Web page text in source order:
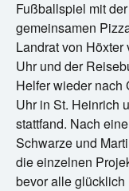
Fußballspiel mit
gemeinsamen
Landrat von
Uhr und der
Helfer wieder nach
Uhr in St. Heinrich
stattfand. Nach
Schwarze und
die einzelnen
bevor alle glücklich